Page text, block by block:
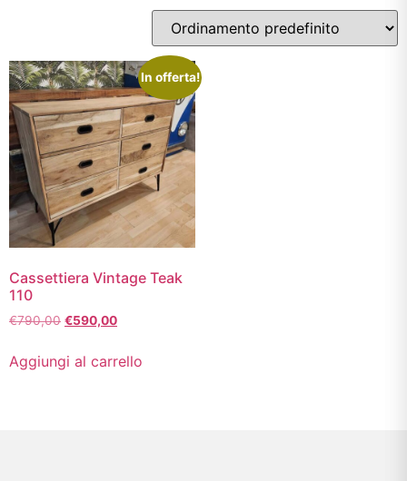
In offerta!
Cassettiera Vintage Teak
110
€790,00 €590,00
Aggiungi al carrello